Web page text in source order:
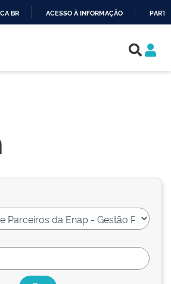
BR ACESSO À INFORMAÇÃO